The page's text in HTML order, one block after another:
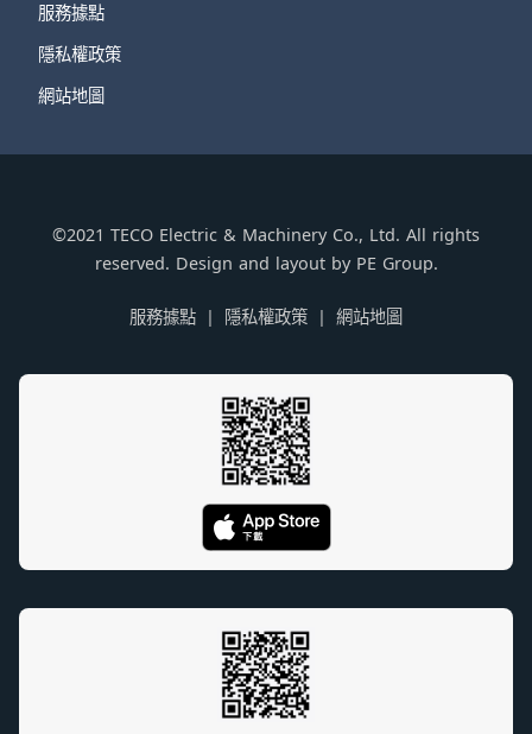
服務據點
隱私權政策
網站地圖
©2021 TECO Electric & Machinery Co., Ltd. All rights
reserved. Design and layout by PE Group.
服務據點 隱私權政策 網站地圖